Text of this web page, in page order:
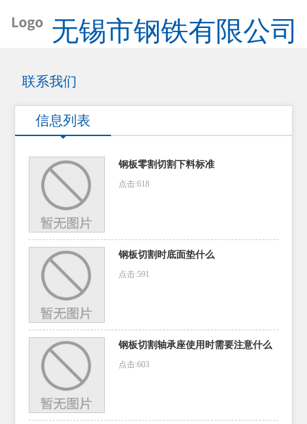
无锡市钢铁有限公司
联系我们
信息列表
钢板零割切割下料标准
点击:618
钢板切割时底面垫什么
点击:591
钢板切割轴承座使用时需要注意什么
点击:603